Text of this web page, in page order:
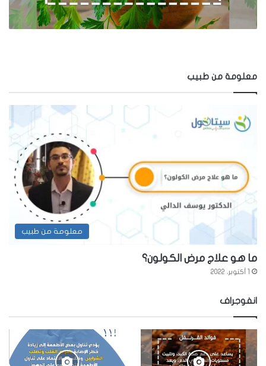
معلومة من طبيب
معلومة من طبيب
ما هو علاج مرض الكولون؟
انفوجراف